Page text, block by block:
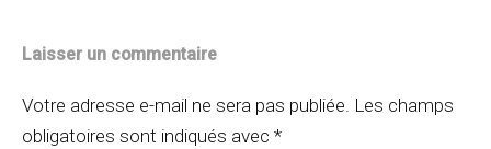
Laisser un commentaire
Votre adresse e-mail ne sera pas publiée. Les champs
obligatoires sont indiqués avec *